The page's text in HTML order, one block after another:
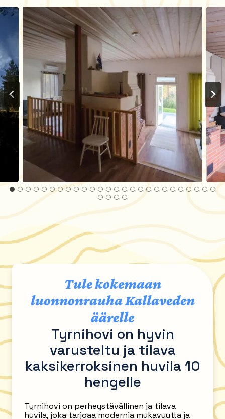
Tule kokemaan
luonnonrauha Kallaveden
äärelle
Tyrnihovi on hyvin
varusteltu ja tilava
kaksikerroksinen huvila 10
hengelle
Tyrnihovi on perheystävällinen ja tilava
huvila, joka tarjoaa modernia mukavuutta ja